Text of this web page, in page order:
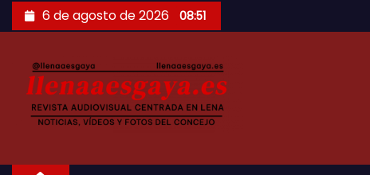
Saltar
al
6 de agosto de 2026 08:51